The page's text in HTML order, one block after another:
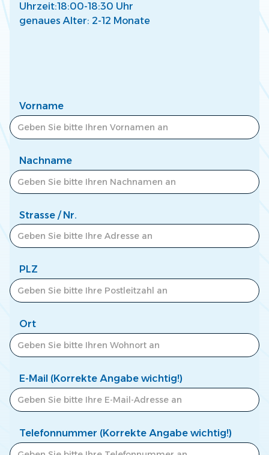
Mehr lesen
Zum Newscenter >
Uhrzeit:18:00-18:30 Uhr
genaues Alter: 2-12 Monate
Vorname
Nachname
Strasse / Nr.
PLZ
Ort
E-Mail (Korrekte Angabe wichtig!)
Telefonnummer (Korrekte Angabe wichtig!)